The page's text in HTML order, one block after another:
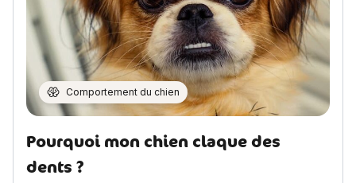
Comportement du chien
Pourquoi mon chien claque des
dents ?